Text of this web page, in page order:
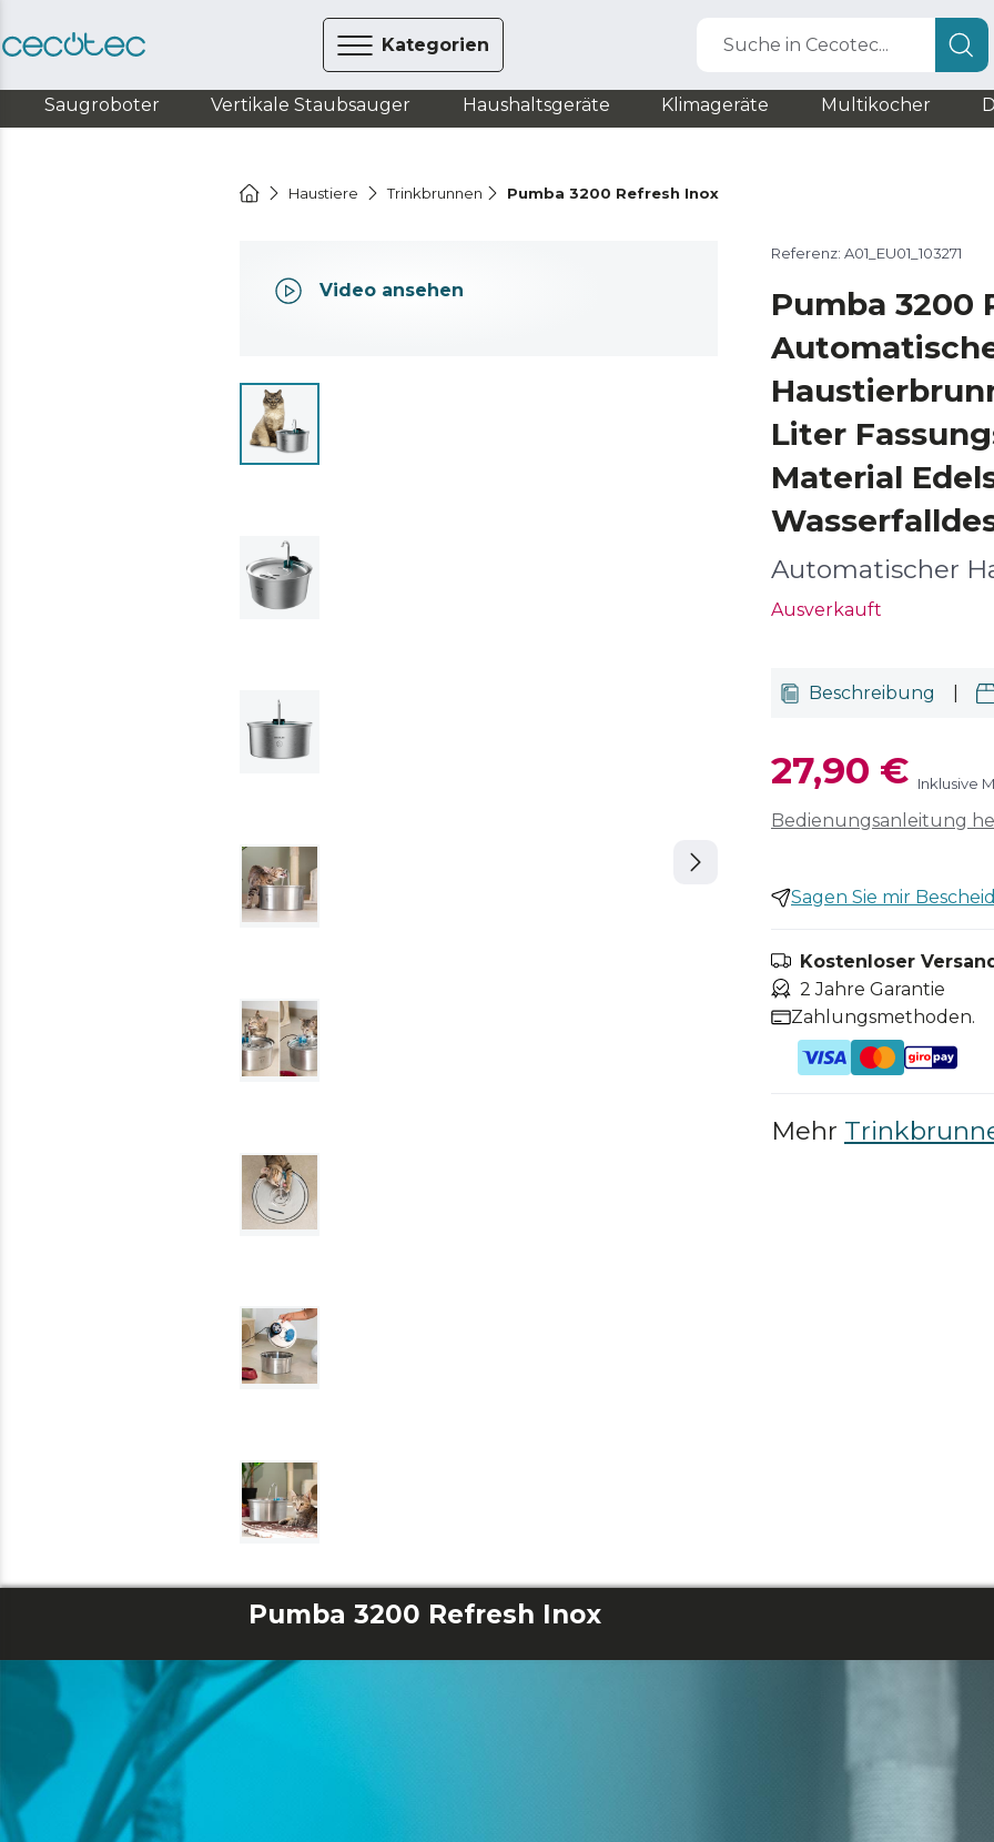
Kategorien Suche in Cecotec...
Saugroboter Vertikale Staubsauger Haushaltsgeräte Klimageräte Multikocher
Haustiere Trinkbrunnen Pumba 3200 Refresh Inox
Video ansehen
Referenz: A01_EU01_103271
Pumba 3200
Liter
Material
Automatischer
Ausverkauft
Beschreibung
27,90 € Inklusive
Bedienungsanleitung
Sagen Sie mir
Kostenloser
2 Jahre Garantie
Zahlungsmethoden.
Mehr
Pumba 3200 Refresh Inox